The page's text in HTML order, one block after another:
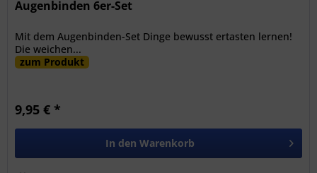
Augenbinden 6er-Set
Mit dem Augenbinden-Set Dinge bewusst ertasten lernen!
Die weichen...
zum Produkt
9,95 € *
In den Warenkorb